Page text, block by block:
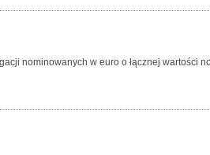
nominowanych w euro o łącznej